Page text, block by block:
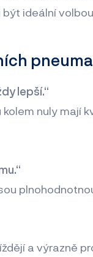
ideální
lepší.“
nuly mají
a výrazně